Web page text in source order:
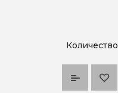
Количество